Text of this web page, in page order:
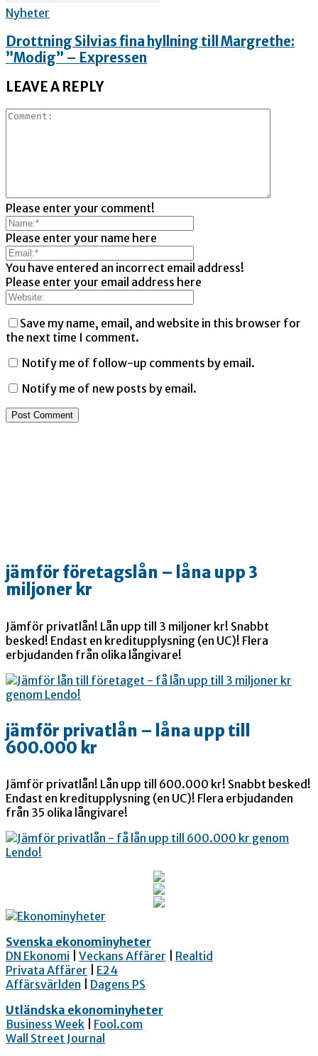
Nyheter
Drottning Silvias fina hyllning till Margrethe:
”Modig” – Expressen
LEAVE A REPLY
Please enter your comment!
Please enter your name here
You have entered an incorrect email address!
Please enter your email address here
Save my name, email, and website in this browser for
the next time I comment.
Notify me of follow-up comments by email.
Notify me of new posts by email.
jämför företagslån – låna upp 3
miljoner kr
Jämför privatlån! Lån upp till 3 miljoner kr! Snabbt
besked! Endast en kreditupplysning (en UC)! Flera
erbjudanden från olika långivare!
jämför privatlån – låna upp till
600.000 kr
Jämför privatlån! Lån upp till 600.000 kr! Snabbt besked!
Endast en kreditupplysning (en UC)! Flera erbjudanden
från 35 olika långivare!
Svenska ekonominyheter
DN Ekonomi
Veckans Affärer
Realtid
Privata Affärer
E24
Affärsvärlden
Dagens PS
Utländska ekonominyheter
Business Week
Fool.com
Wall Street Journal